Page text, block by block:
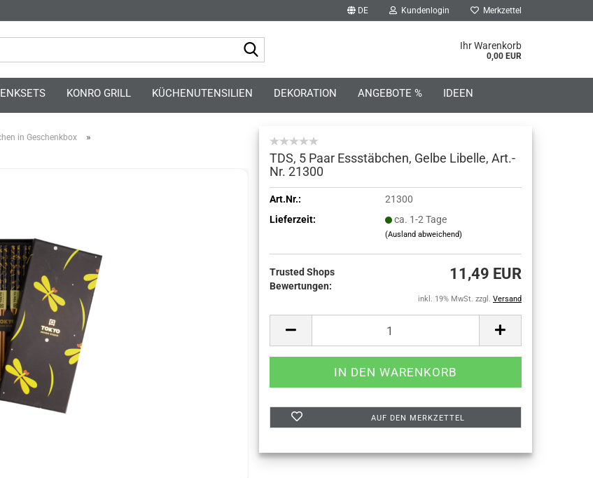
DE Kundenlogin
Konto erstellen
Passwort vergessen?
Merkzettel
Ihr Warenkorb
0,00 EUR
KONRO GRILL KÜCHENUTENSILIEN DEKORATION ANGEBOTE % IDEEN
in Geschenkbox »
TDS, 5 Paar Essstäbchen, Gelbe Libelle, Art.-
Nr. 21300
Art.Nr.:
21300
Lieferzeit:
ca. 1-2 Tage
(Ausland abweichend)
Trusted Shops
Bewertungen:
11,49 EUR
inkl. 19% MwSt. zzgl. Versand
AUF DEN MERKZETTEL